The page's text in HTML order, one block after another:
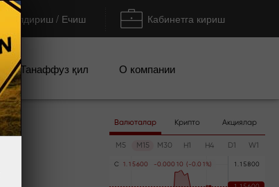
Тўлдириш / Ечиш Кабинетга кириш
Танаффуз қил О компании
Валюталар Крипто Акциялар
M5 M15 M30 H1 H4 D1 W1
C 1 . 1 5600 -0 .000 1 0 ( -0 .0 1 %